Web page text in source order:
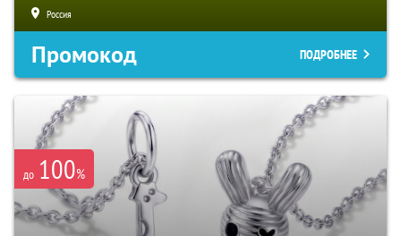
Россия
Промокод ПОДРОБНЕЕ
до 100%